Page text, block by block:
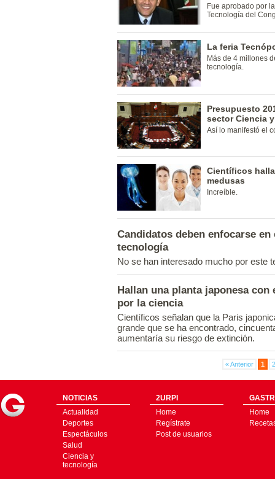
Fue aprobado por
Tecnología del
La feria
Más de 4 millones
tecnología.
Presupuesto
sector Ciencia
Así lo manifestó el
Científicos
medusas
Increíble.
Candidatos deben enfocarse
tecnología
No se han interesado mucho por este
Hallan una planta japonesa
por la ciencia
Científicos señalan que la Paris
grande que se ha encontrado,
aumentaría su riesgo de extinción.
« Anterior 1 2
NOTICIAS
Actualidad
Deportes
Espectáculos
Salud
Ciencia y
tecnología
2URPI
Home
Regístrate
Post de usuarios
Home